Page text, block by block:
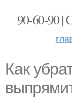
90-60-
Как